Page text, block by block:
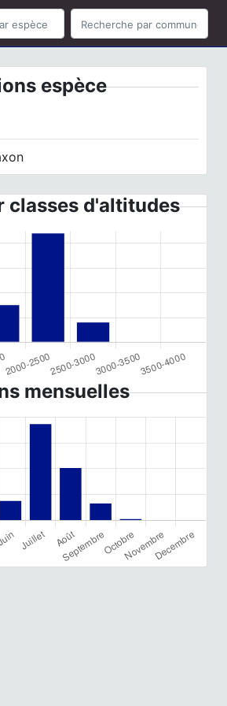
espèce
classes d'altitudes
mensuelles